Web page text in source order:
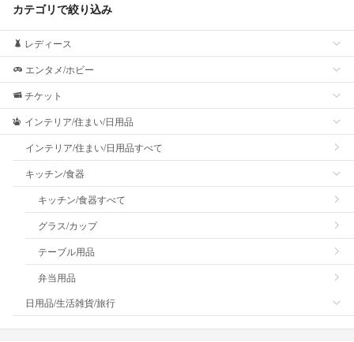
カテゴリで絞り込み
レディース
エンタメ/ホビー
チケット
インテリア/住まい/日用品
インテリア/住まい/日用品すべて
キッチン/食器
キッチン/食器すべて
グラス/カップ
テーブル用品
弁当用品
日用品/生活雑貨/旅行